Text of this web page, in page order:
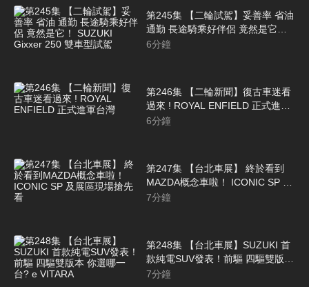
第245集 【二輪試駕】妥善率 省油
通勤 長途騎乘好伴侶 竟然是它！
SUZUKI Gixxer 250 雙車型試駕
6分鐘
第246集 【二輪新聞】復古車迷看
過來 ! ROYAL ENFIELD 正式進軍
台灣
6分鐘
第247集 【台北車展】 終於看到
MAZDA概念車啦！ ICONIC SP 及
展區現場搶先看
7分鐘
第248集 【台北車展】SUZUKI 首
款純電SUV發表！前驅 四驅雙版本
你選哪一台? e VITARA
7分鐘